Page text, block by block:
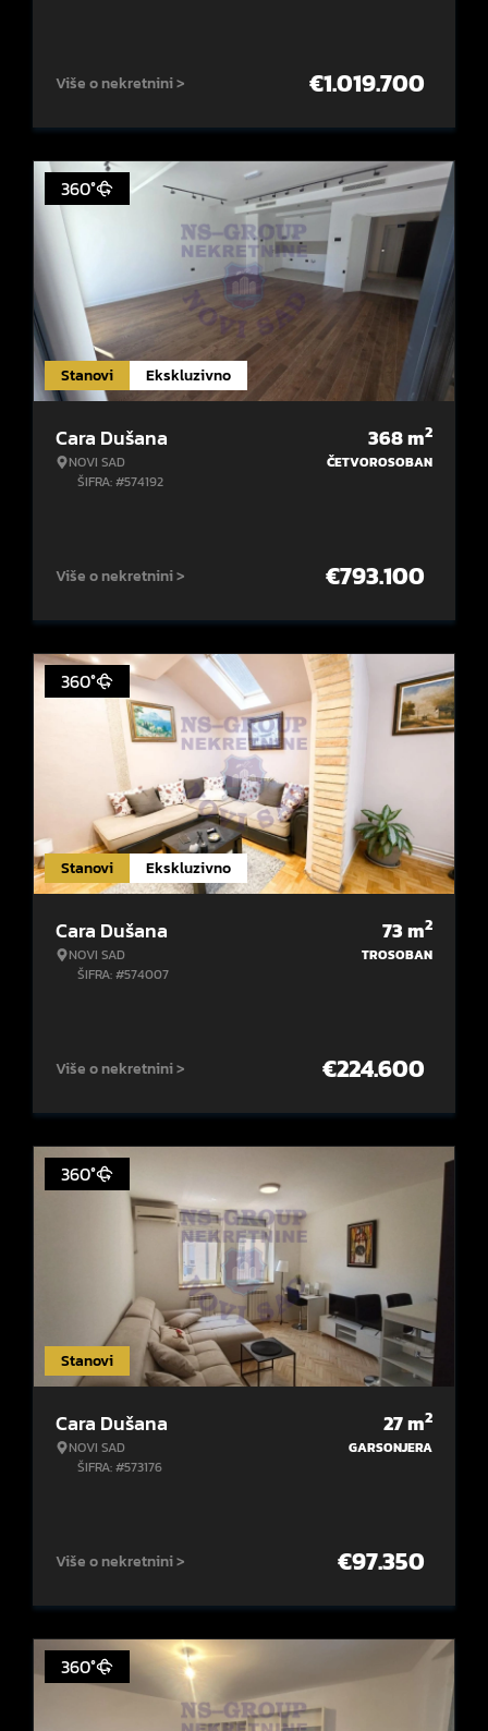
Više o nekretnini > €1.019.700
Stanovi Ekskluzivno
360°
Cara Dušana
NOVI SAD
ŠIFRA: #574192
368m2
ČETVOROSOBAN
Više o nekretnini > €793.100
Stanovi Ekskluzivno
360°
Cara Dušana
NOVI SAD
ŠIFRA: #574007
73m2
TROSOBAN
Više o nekretnini > €224.600
Stanovi
360°
Cara Dušana
NOVI SAD
ŠIFRA: #573176
27m2
GARSONJERA
Više o nekretnini > €97.350
360°